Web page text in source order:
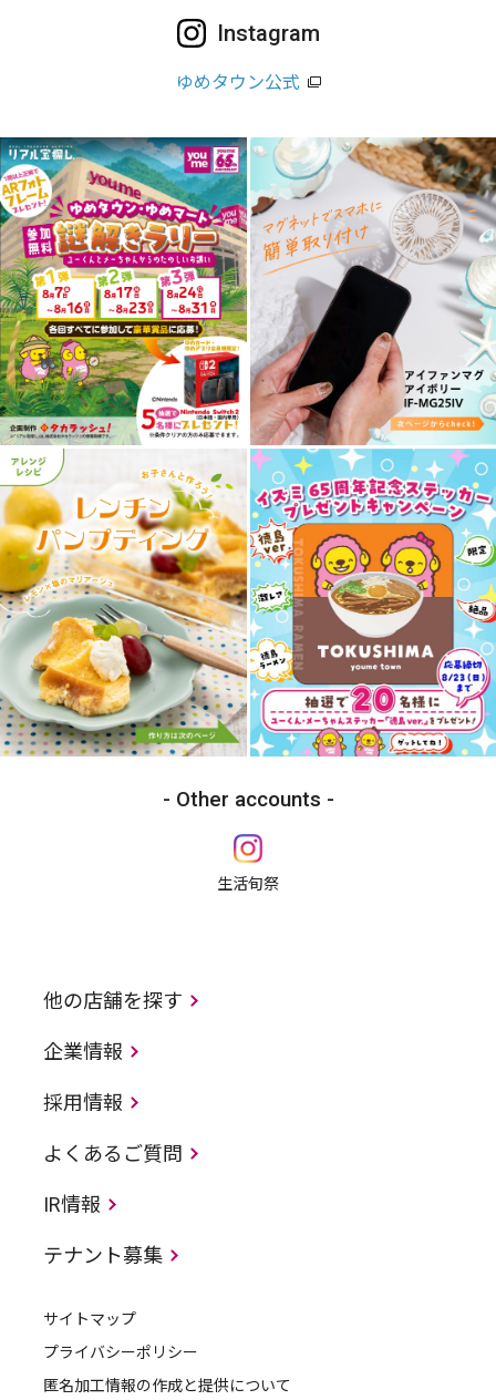
Instagram
ゆめタウン公式
Other accounts
生活旬祭
他の店舗を探す
企業情報
採用情報
よくあるご質問
IR情報
テナント募集
サイトマップ
プライバシーポリシー
匿名加工情報の作成と提供について